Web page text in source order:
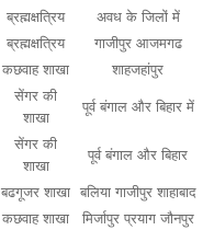
ब्रह्मक्षत्रिय
अवध के जिलों में
ब्रह्मक्षत्रिय
गाजीपुर आजमगढ
कछवाह शाखा शाहजहांपुर
सेंगर की
शाखा
पूर्व बंगाल और बिहार में
सेंगर की
शाखा
पूर्व बंगाल और बिहार
बढगूजर शाखा बलिया गाजीपुर शाहाबाद
कछवाह शाखा मिर्जापुर प्रयाग जौनपुर